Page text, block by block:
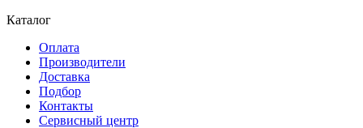
Каталог
Оплата
Производители
Доставка
Подбор
Контакты
Сервисный центр